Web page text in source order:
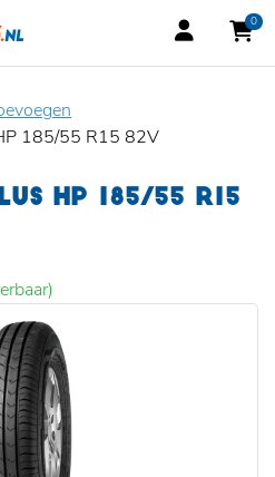
0
185/55 R15 82V
HP 185/55 R15